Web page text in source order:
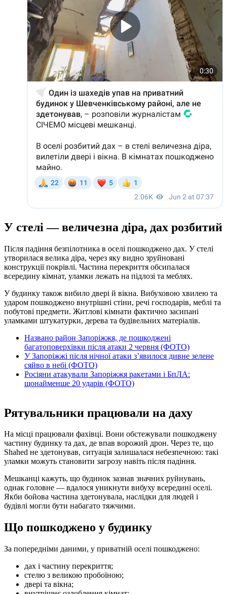
У стелі — величезна діра, дах розбитий
Після падіння безпілотника в оселі пошкоджено дах. У стелі
утворилася велика діра, через яку видно зруйновані
конструкції покрівлі. Частина перекриття обсипалася
всередину кімнат, уламки лежать на підлозі та меблях.
У будинку також вибило двері й вікна. Вибуховою хвилею та
ударом пошкоджено внутрішні стіни, речі господарів, меблі та
побутові предмети. Житлові кімнати фактично засипані
уламками штукатурки, дерева та будівельних матеріалів.
Названо район Запоріжжя, де пошкоджені
багатоповерхівки після атаки 2 червня (ФОТО)
У Запоріжжі після нічної атаки з’явилося дивне зелене
сяйво в небі (ФОТО)
Росіяни атакували Запоріжжя ракетами і БпЛА:
щонайменше 20 ударів (ФОТО)
Рятувальники працювали на даху
На місці працювали фахівці. Вони обстежували пошкоджену
частину будинку та дах, де впав ворожий дрон. Через те, що
Shahed не здетонував, ситуація залишалася небезпечною: такі
уламки можуть становити загрозу навіть після падіння.
Мешканці кажуть, що будинок зазнав значних руйнувань,
однак головне — вдалося уникнути вибуху всередині оселі.
Якби бойова частина здетонувала, наслідки для людей і
будівлі могли бути набагато тяжчими.
Що пошкоджено у будинку
За попередніми даними, у приватній оселі пошкоджено:
дах і частину перекриття;
стелю з великою пробоїною;
двері та вікна;